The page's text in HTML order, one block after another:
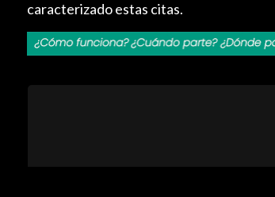
caracterizado estas citas.